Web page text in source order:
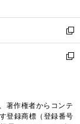
開
く
ウ
で
開
く
ン
ド
ウ
で
ウ
ィ
ン
ド
く
新
し
い
ド
ウ
新
ィ
ン
著作権者からコンテ
登録商標（登録番号